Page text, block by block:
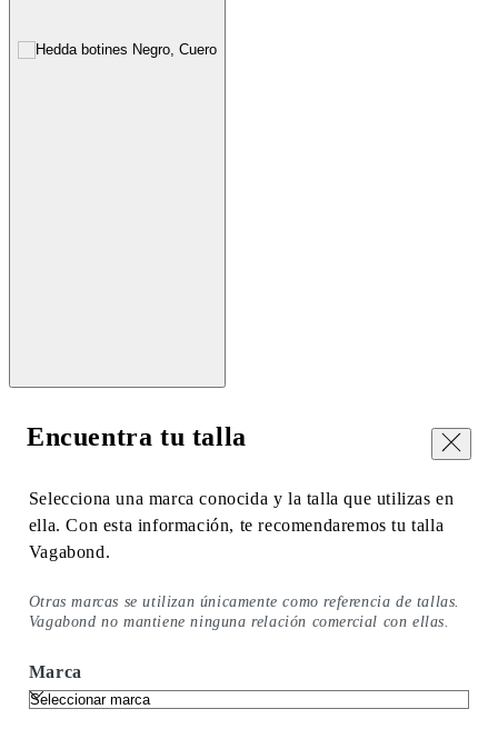
Cerrar
Encuentra tu talla
Selecciona una marca conocida y la talla que utilizas en
ella. Con esta información, te recomendaremos tu talla
Vagabond.
Otras marcas se utilizan únicamente como referencia de tallas.
Vagabond no mantiene ninguna relación comercial con ellas.
Marca